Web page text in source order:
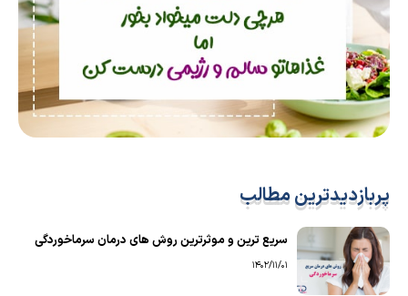
پربازدیدترین مطالب
سریع ترین و موثرترین روش های درمان سرماخوردگی
1402/11/01